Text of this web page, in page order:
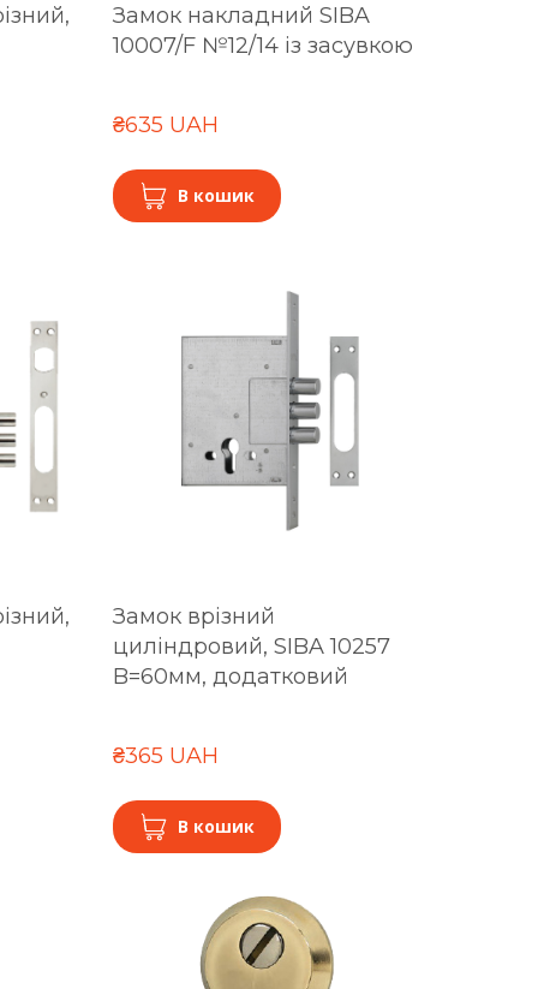
Замок накладний SIBA
10007/F №12/14 із засувкою
₴635 UAH
В кошик
Замок врізний
циліндровий, SIBA 10257
B=60мм, додатковий
₴365 UAH
В кошик